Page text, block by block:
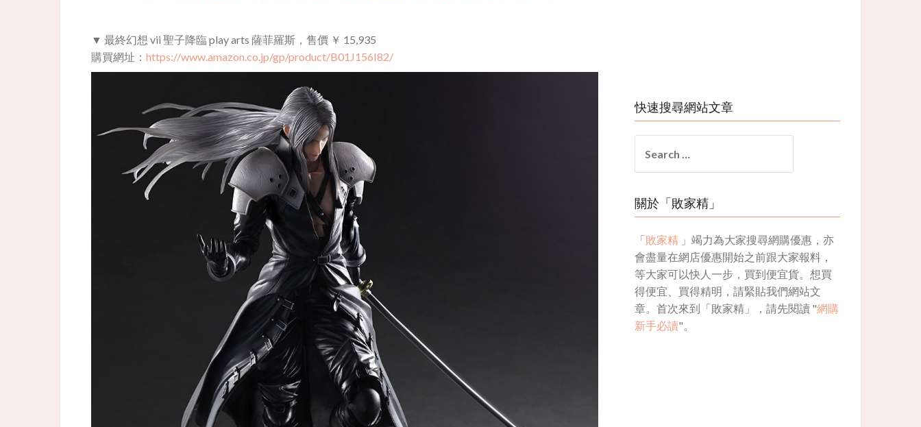
▼ 最終幻想 vii 聖子降臨 play arts 薩菲羅斯，售價 ￥ 15,935
購買網址： https://www.amazon.co.jp/gp/product/B01J156I82/
快速搜尋網站文章
for:
關於「敗家精」
「敗家精 」竭力為大家搜尋網購優惠，亦
會盡量在網店優惠開始之前跟大家報料，
等大家可以快人一步，買到便宜貨。想買
得便宜、買得精明，請緊貼我們網站文
章。首次來到「敗家精」，請先閱讀 "網購
新手必讀"。